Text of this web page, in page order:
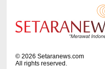
©2026 Setaranews.com
All rights reserved.